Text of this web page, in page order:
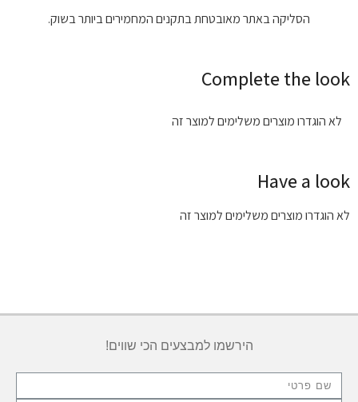
הסליקה באתר מאובטחת בתקנים המחמירים ביותר בשוק.
Complete the look
לא הוגדרו מוצרים משלימים למוצר זה
Have a look
לא הוגדרו מוצרים משלימים למוצר זה
הירשמו למבצעים הכי שווים!